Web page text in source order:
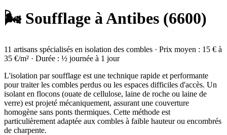
🌬️ Soufflage à Antibes (6600)
11 artisans spécialisés en isolation des combles · Prix moyen : 15 € à
35 €/m² · Durée : ½ journée à 1 jour
L'isolation par soufflage est une technique rapide et performante
pour traiter les combles perdus ou les espaces difficiles d'accès. Un
isolant en flocons (ouate de cellulose, laine de roche ou laine de
verre) est projeté mécaniquement, assurant une couverture
homogène sans ponts thermiques. Cette méthode est
particulièrement adaptée aux combles à faible hauteur ou encombrés
de charpente.